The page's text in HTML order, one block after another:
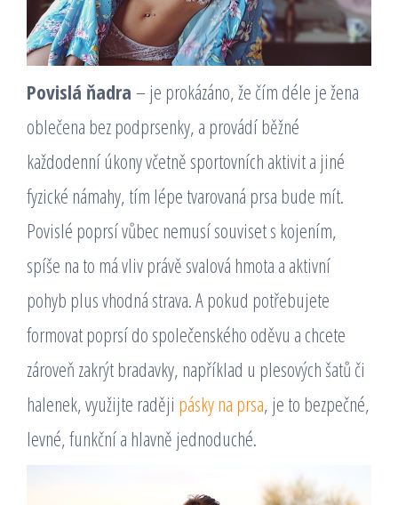
Povislá ňadra – je prokázáno, že čím déle je žena
oblečena bez podprsenky, a provádí běžné
každodenní úkony včetně sportovních aktivit a jiné
fyzické námahy, tím lépe tvarovaná prsa bude mít.
Povislé poprsí vůbec nemusí souviset s kojením,
spíše na to má vliv právě svalová hmota a aktivní
pohyb plus vhodná strava. A pokud potřebujete
formovat poprsí do společenského oděvu a chcete
zároveň zakrýt bradavky, například u plesových šatů či
halenek, využijte raději pásky na prsa, je to bezpečné,
levné, funkční a hlavně jednoduché.